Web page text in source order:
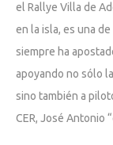
el Rallye Villa de
en la isla, es una
siempre ha
apoyando no sólo
sino también a
CER, José Antonio